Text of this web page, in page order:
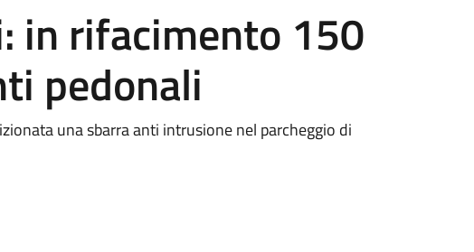
in rifacimento 150
pedonali
una sbarra anti intrusione nel parcheggio di